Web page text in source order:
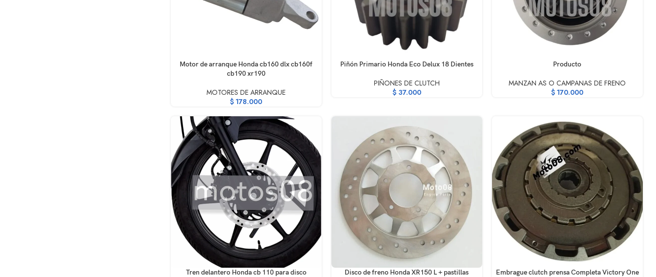
AÑADIR AL CARRITO
Motor de arranque Honda cb160 dlx cb160f
cb190 xr190
MOTORES DE ARRANQUE
$ 178.000
AÑADIR AL CARRITO
Piñón Primario Honda Eco Delux 18 Dientes
PIÑONES DE CLUTCH
$37.000
AÑADIR AL CARRITOProducto
MANZAN AS O CAMPANAS DE FRENO
$ 170.000
AÑADIR AL CARRITO
Tren delantero Honda cb 110 para disco AÑADIR AL CARRITO
Disco de freno Honda XR150 L + pastillas AÑADIR AL CARRITO
Embrague clutch prensa Completa Victory One